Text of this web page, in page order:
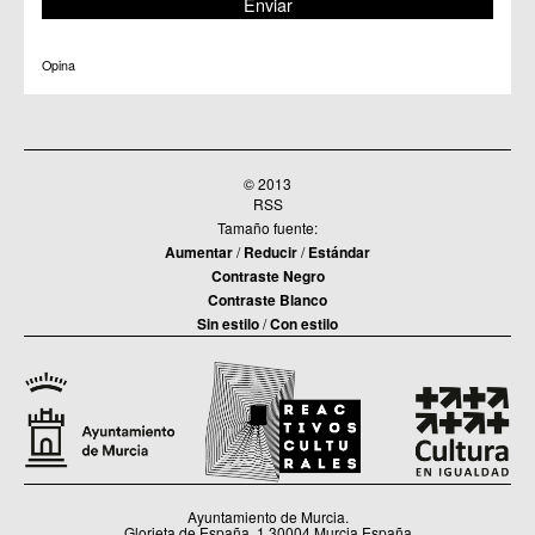
Opina
© 2013
RSS
Tamaño fuente:
Aumentar/Reducir/Estándar
Contraste Negro
Contraste Blanco
Sin estilo/Con estilo
Ayuntamiento de Murcia.